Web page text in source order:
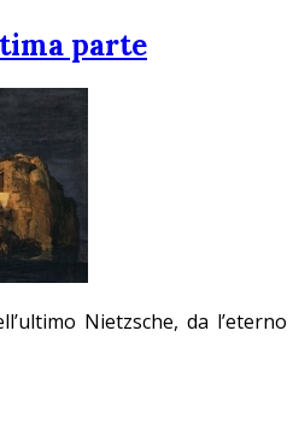
parte
Nietzsche, da